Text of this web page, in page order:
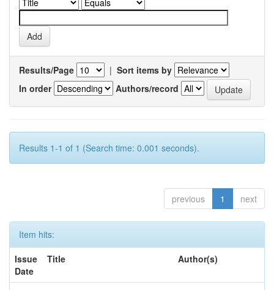
Results/Page | Sort items by
In order
Authors/record
Results 1-1 of 1 (Search time: 0.001 seconds).
previous 1 next
Item hits:
Issue
Date
Title Author(s)